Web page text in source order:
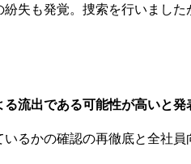
失も発覚。捜索を行いまし
流出である可能性が高いと発
るかの確認の再徹底と全社